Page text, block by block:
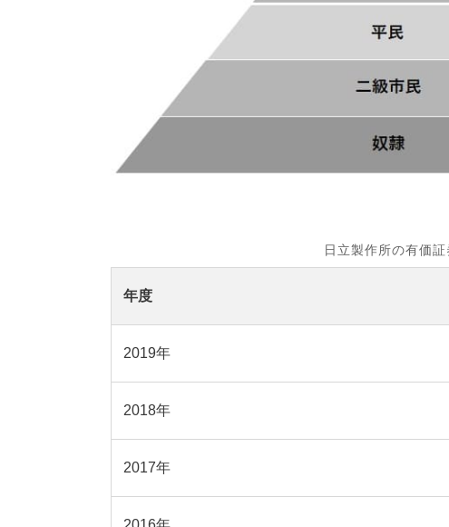
日立製作所の有価
年度
2019年
2018年
2017年